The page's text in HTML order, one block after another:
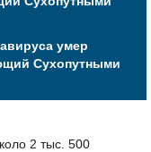
умер
Сухопутными
2 тыс. 500